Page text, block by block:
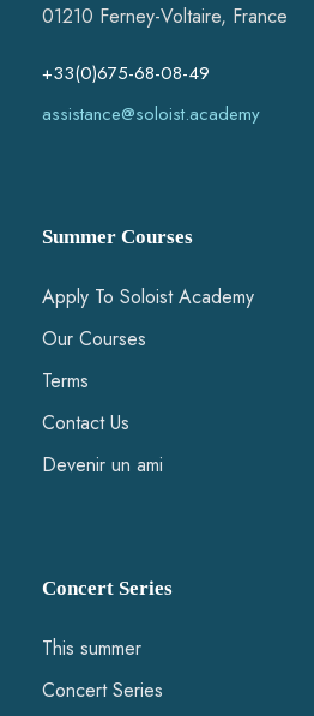
01210 Ferney-Voltaire, France
+33(0)675-68-08-49
assistance@soloist.academy
Summer Courses
Apply To Soloist Academy
Our Courses
Terms
Contact Us
Devenir un ami
Concert Series
This summer
Concert Series